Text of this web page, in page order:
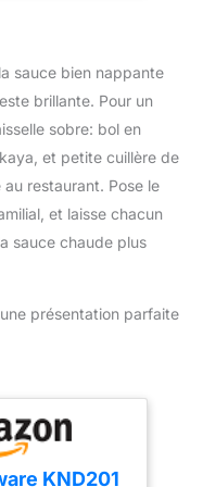
fabriqué en
pour une
de vie.
PRO3+ : comme
produits «
», la
étape du
consiste à ce
La fonte est
une patine
supérieure et
Ensuite, la
étape consiste
(cliquez sur le
marque au-
titre du
Remarque -
pas
en métal.
une poêle de
ASSUREE :
et
qui
même
la cuisson
DE CUISSON
homogène de la
Thermo-
la
idéale de
sauce bien nappante
brillante. Pour un
sobre: bol en
et petite cuillère de
restaurant. Pose le
et laisse chacun
sauce chaude plus
présentation parfaite
KND201